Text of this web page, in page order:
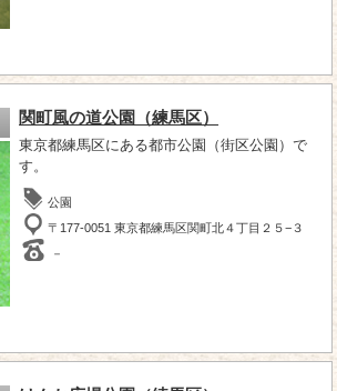
関町風の道公園（練馬区）
東京都練馬区にある都市公園（街区公園）で
す。
公園
〒177-0051 東京都練馬区関町北４丁目２５−３
－